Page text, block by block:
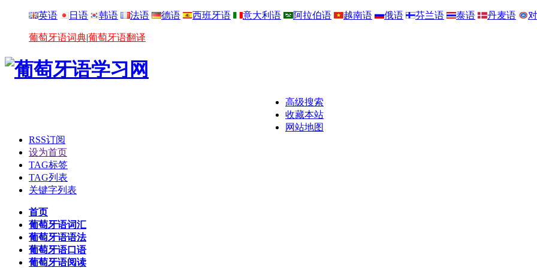
英语 日语 韩语 法语 德语 西班牙语 意大利语 阿拉伯语 越南语 俄语 芬兰语 泰语 丹麦语
葡萄牙语词典|葡萄牙语翻译
高级搜索
收藏本站
网站地图
RSS订阅
设为首页
TAG标签
TAG列表
关键字列表
首页
葡萄牙语词汇
葡萄牙语语法
葡萄牙语口语
葡萄牙语阅读